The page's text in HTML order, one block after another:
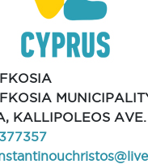
KALLIPOLEOS AVE.